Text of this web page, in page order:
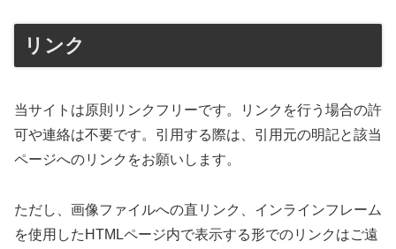
リンク
当サイトは原則リンクフリーです。リンクを行う場合の許
可や連絡は不要です。引用する際は、引用元の明記と該当
ページへのリンクをお願いします。
ただし、画像ファイルへの直リンク、インラインフレーム
を使用したHTMLページ内で表示する形でのリンクはご遠